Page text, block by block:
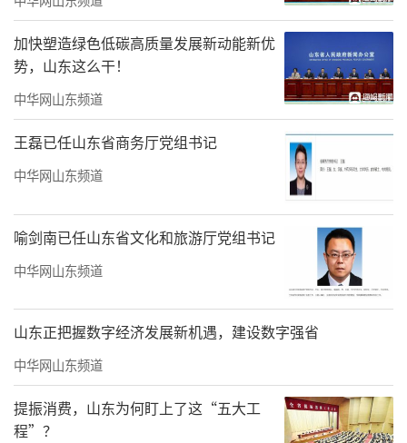
加快塑造绿色低碳高质量发展新动能新优
势，山东这么干！
中华网山东频道
王磊已任山东省商务厅党组书记
中华网山东频道
喻剑南已任山东省文化和旅游厅党组书记
中华网山东频道
山东正把握数字经济发展新机遇，建设数字强省
中华网山东频道
提振消费，山东为何盯上了这“五大工
程”？